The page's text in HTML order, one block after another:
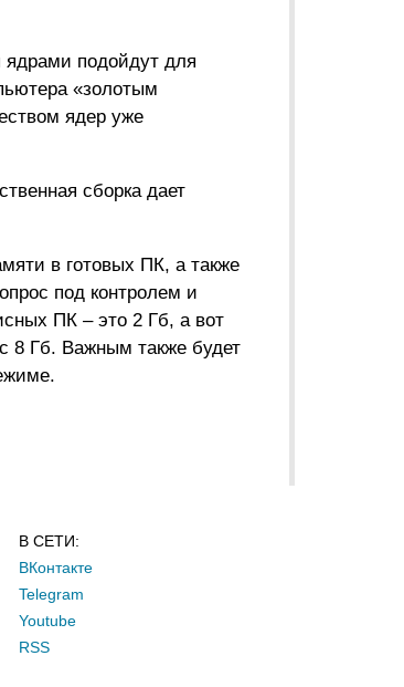
подойдут для
«золотым
ядер уже
сборка дает
в готовых ПК, а также
под контролем и
ПК – это 2 Гб, а вот
8 Гб. Важным также будет
В СЕТИ:
ВКонтакте
Telegram
Youtube
RSS